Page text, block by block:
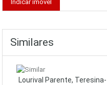
Similares
Lourival Parente, Teresina-